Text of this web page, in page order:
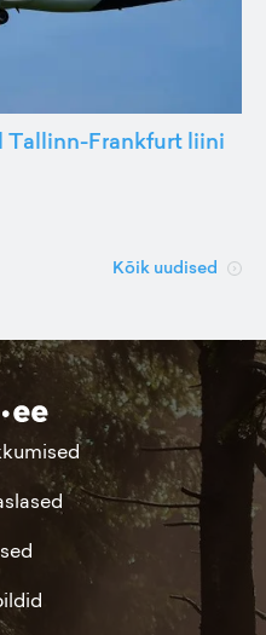
Frankfurt liini
Kõik uudised